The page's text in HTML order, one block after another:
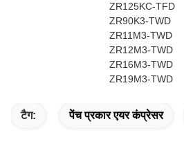
ZR125KC-TFD
ZR90K3-TWD
ZR11M3-TWD
ZR12M3-TWD
ZR16M3-TWD
ZR19M3-TWD
टैग: पेंच प्रकार एयर कंप्रेसर